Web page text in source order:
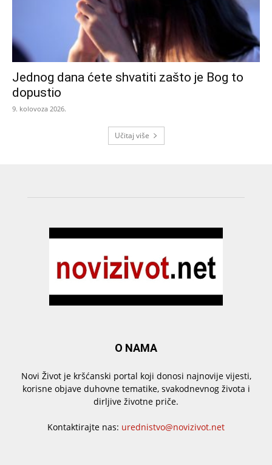
Jednog dana ćete shvatiti zašto je Bog to
dopustio
9. kolovoza 2026.
Učitaj više
O NAMA
Novi Život je kršćanski portal koji donosi najnovije vijesti,
korisne objave duhovne tematike, svakodnevnog života i
dirljive životne priče.
Kontaktirajte nas: urednistvo@novizivot.net